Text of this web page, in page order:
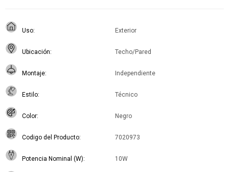
Uso Exterior
Ubicación Techo/Pared
Montaje Independiente
Estilo Técnico
Color Negro
Codigo del Producto 7020973
Potencia Nominal (W) 10W